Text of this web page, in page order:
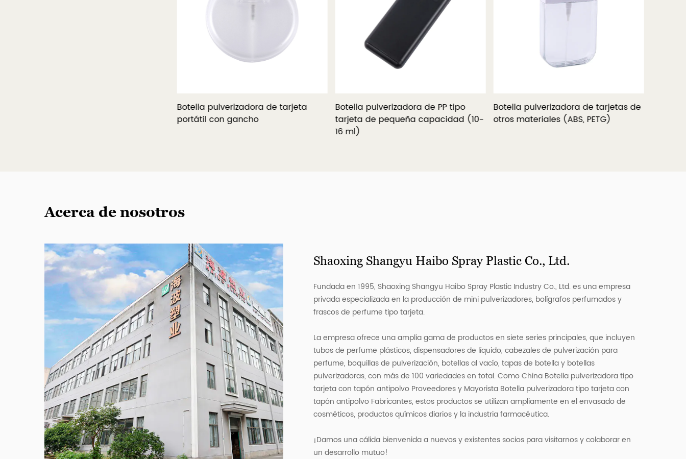
Botella pulverizadora de tarjeta
portátil con gancho
Botella pulverizadora de PP tipo
tarjeta de pequeña capacidad (10-
16 ml)
Botella pulverizadora de tarjetas de
otros materiales (ABS, PETG)
Acerca de nosotros
Shaoxing Shangyu Haibo Spray Plastic Co., Ltd.
Fundada en 1995, Shaoxing Shangyu Haibo Spray Plastic Industry Co., Ltd. es una empresa
privada especializada en la producción de mini pulverizadores, bolígrafos perfumados y
frascos de perfume tipo tarjeta.
La empresa ofrece una amplia gama de productos en siete series principales, que incluyen
tubos de perfume plásticos, dispensadores de líquido, cabezales de pulverización para
perfume, boquillas de pulverización, botellas al vacío, tapas de botella y botellas
pulverizadoras, con más de 100 variedades en total. ComoChina Botella pulverizadora tipo
tarjeta con tapón antipolvo Proveedoresy Mayorista Botella pulverizadora tipo tarjeta con
tapón antipolvo Fabricantes, estos productos se utilizan ampliamente en el envasado de
cosméticos, productos químicos diarios y la industria farmacéutica.
¡Damos una cálida bienvenida a nuevos y existentes socios para visitarnos y colaborar en
un desarrollo mutuo!